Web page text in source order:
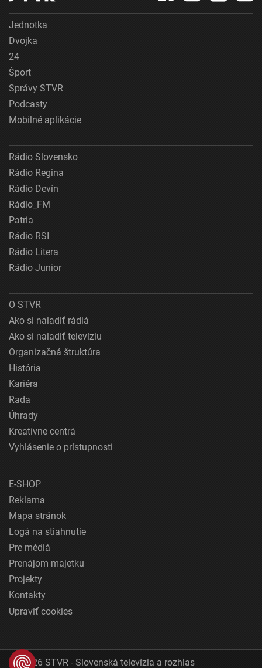
Jednotka
Dvojka
24
Šport
Správy STVR
Podcasty
Mobilné aplikácie
Rádio Slovensko
Rádio Regina
Rádio Devín
Rádio_FM
Patria
Rádio RSI
Rádio Litera
Rádio Junior
O STVR
Ako si naladiť rádiá
Ako si naladiť televíziu
Organizačná štruktúra
História
Kariéra
Rada
Úhrady
Kreatívne centrá
Vyhlásenie o prístupnosti
E-SHOP
Reklama
Mapa stránok
Logá na stiahnutie
Pre médiá
Prenájom majetku
Projekty
Kontakty
Upraviť cookies
© 2026 STVR - Slovenská televízia a rozhlas